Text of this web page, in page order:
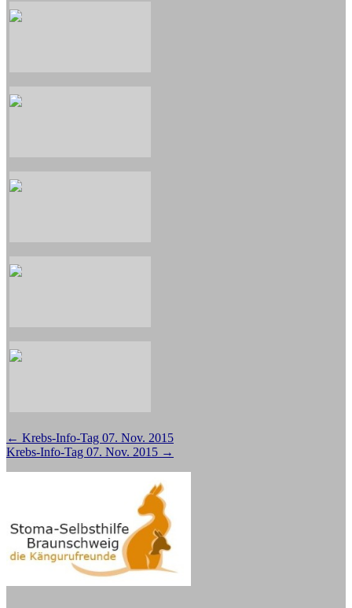
Beitragsnavigation
← Krebs-Info-Tag 07. Nov. 2015
Krebs-Info-Tag 07. Nov. 2015 →